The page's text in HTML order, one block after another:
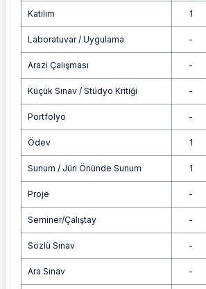
Katılım 1
Laboratuvar / Uygulama -
Arazi Çalışması -
Küçük Sınav / Stüdyo Kritiği -
Portfolyo -
Ödev 1
Sunum / Jüri Önünde Sunum 1
Proje -
Seminer/Çalıştay -
Sözlü Sınav -
Ara Sınav -